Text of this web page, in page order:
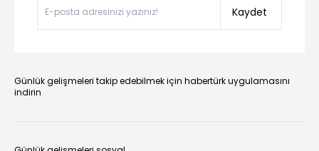
Kaydet
Günlük gelişmeleri takip edebilmek için habertürk uygulamasını
indirin